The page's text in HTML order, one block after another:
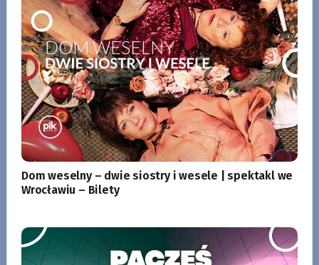
Dom weselny – dwie siostry i wesele | spektakl we
Wrocławiu – Bilety